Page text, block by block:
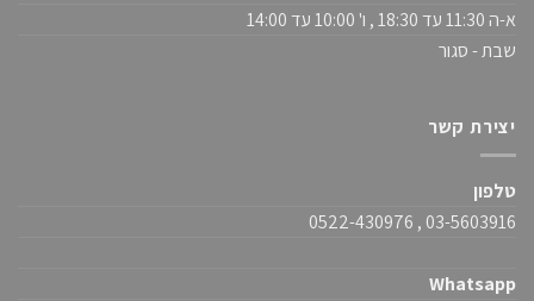
א-ה 11:30 עד 18:30 , ו' 10:00 עד 14:00
שבת - סגור
יצירת קשר
טלפון
03-5603916 , 0522-430976
Whatsapp